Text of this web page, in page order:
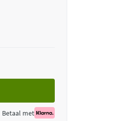
Betaal met